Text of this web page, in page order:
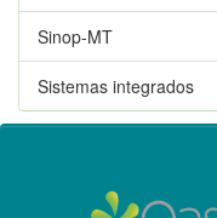
Sinop-MT
Sistemas integrados